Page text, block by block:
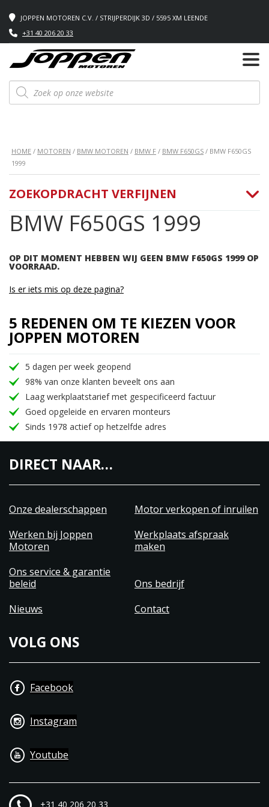
JOPPEN MOTOREN C.V. / STRIJPERDIJK 3D / 5595 XM LEENDE
+31 40 206 20 33
Producten
zoeken
HOME / MOTOREN / BMW MOTOREN / BMW F / BMW F650GS / BMW F650GS
1999
BMW F650GS 1999
OP DIT MOMENT HEBBEN WIJ GEEN BMW F650GS 1999 OP
VOORRAAD.
ZOEKOPDRACHT VERFIJNEN
Is er iets mis op deze pagina?
5 REDENEN OM TE KIEZEN VOOR
JOPPEN MOTOREN
5 dagen per week geopend
98% van onze klanten beveelt ons aan
Laag werkplaatstarief met gespecificeerd factuur
Goed opgeleide en ervaren monteurs
Sinds 1978 actief op hetzelfde adres
DIRECT NAAR…
Onze dealerschappen
Motor verkopen of inruilen
Werken bij Joppen
Motoren
Werkplaats afspraak
maken
Ons service & garantie
beleid
Ons bedrijf
Nieuws
Contact
VOLG ONS
Facebook
Instagram
Youtube
+31 40 206 20 33